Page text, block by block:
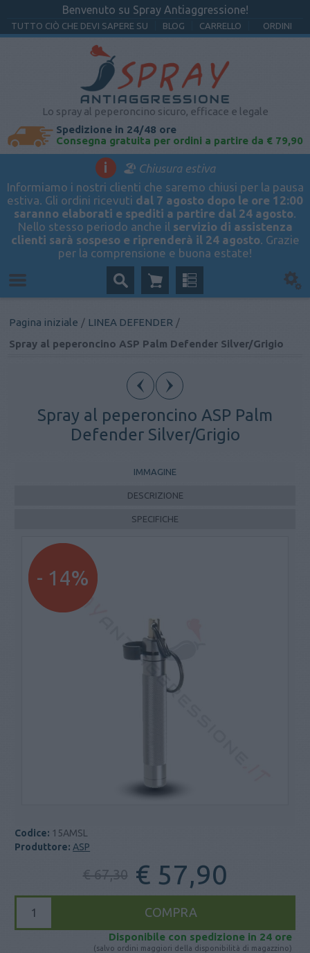
Benvenuto su Spray Antiaggressione!
TUTTO CIÒ CHE DEVI SAPERE SU BLOG CARRELLO ORDINI
Lo spray al peperoncino sicuro, efficace e legale
Spedizione in 24/48 ore
Consegna gratuita per ordini a partire da € 79,90
i
🏖️ Chiusura estiva
Informiamo i nostri clienti che saremo chiusi per la pausa
estiva. Gli ordini ricevuti dal 7 agosto dopo le ore 12:00
saranno elaborati e spediti a partire dal 24 agosto.
Nello stesso periodo anche il servizio di assistenza
clienti sarà sospeso e riprenderà il 24 agosto. Grazie
per la comprensione e buona estate!
Pagina iniziale / LINEA DEFENDER /
Spray al peperoncino ASP Palm Defender Silver/Grigio
Spray al peperoncino ASP Palm
Defender Silver/Grigio
IMMAGINE
DESCRIZIONE
SPECIFICHE
- 14%
Codice: 15AMSL
Produttore: ASP
€ 67,30 € 57,90
Disponibile con spedizione in 24 ore
(salvo ordini maggiori della disponibilità di magazzino)